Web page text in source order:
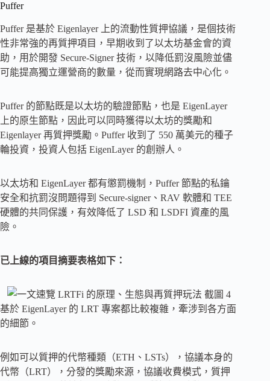
Puffer
Puffer 是基於 Eigenlayer 上的流動性質押協議，是個技術
性非常強的再質押項目，早期收到了以太坊基金會的資
助，用於開發 Secure-Signer 技術，以降低罰沒風險並儘
可能提高獨立運營商的數量，從而實現網路去中心化。
Puffer 的節點既是以太坊的驗證節點，也是 EigenLayer
上的原生節點，因此可以同時獲得以太坊的獎勵和
Eigenlayer 再質押獎勵。Puffer 收到了 550 萬美元的種子
輪投資，投資人包括 EigenLayer 的創辦人。
以太坊和 EigenLayer 都有懲罰機制，Puffer 節點的私鑰
安全和抗罰沒問題得到 Secure-signer、RAV 軟體和 TEE
硬體的共同保護，有效降低了 LSD 和 LSDFI 資產的風
險。
已上線的項目摘要表格如下：
基於 EigenLayer 的 LRT 專案都比較複雜，牽涉到各方面
的細節。
例如可以質押的代幣種類（ETH、LSTs），協議本身的
代幣（LRT），分發的獎勵來源，協議收費模式，質押